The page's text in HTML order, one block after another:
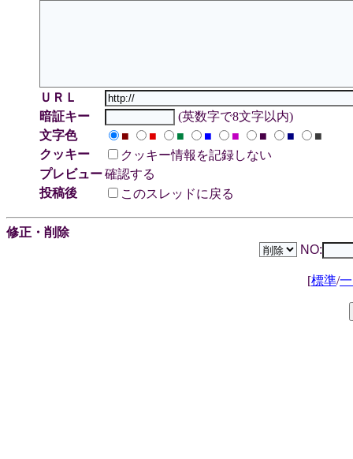
ＵＲＬ
暗証キー
(英数字で8文字以内)
文字色
■ ■ ■ ■ ■ ■ ■
■
クッキー
クッキー情報を記録しない
プレビュー確認する
投稿後
このスレッドに戻る
修正・削除
NO:
[標準/